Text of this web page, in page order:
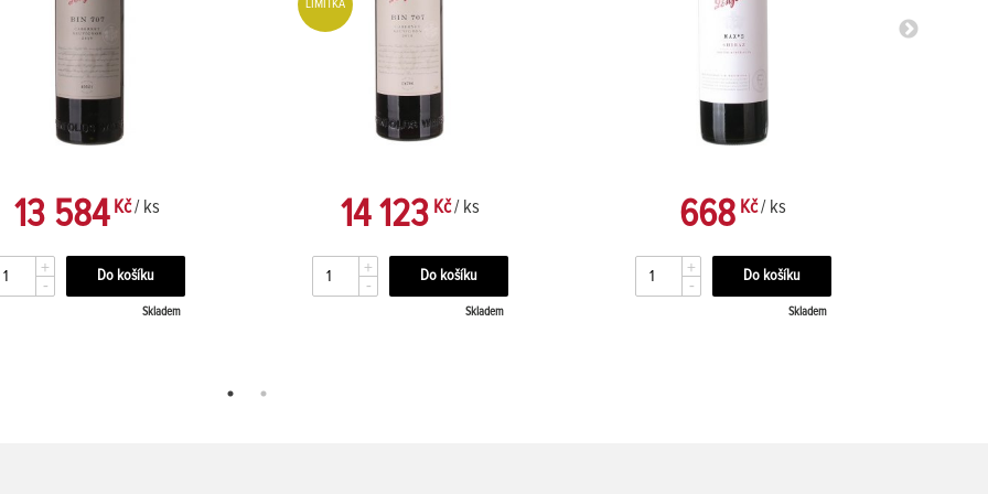
13 584 Kč/ ks
+
-
Skladem
LIMITKA
14 123 Kč/ ks
+
-
Skladem
668 Kč/ ks
+
-
Skladem